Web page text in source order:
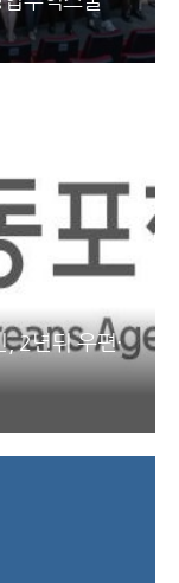
, 2년뒤 우편·